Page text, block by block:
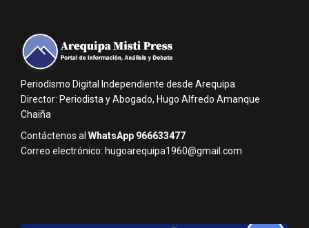
Periodismo Digital Independiente desde Arequipa
Director: Periodista y Abogado, Hugo Alfredo Amanque
Chaiña
Contáctenos al WhatsApp 966633477
Correo electrónico: hugoarequipa1960@gmail.com